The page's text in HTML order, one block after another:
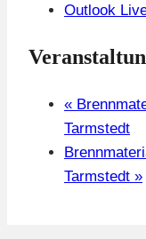
Outlook
«
Tarmstedt
Tarmstedt »